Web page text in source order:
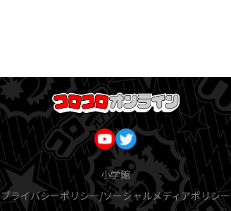
小学館
プライバシーポリシー/ソーシャルメディアポリシー